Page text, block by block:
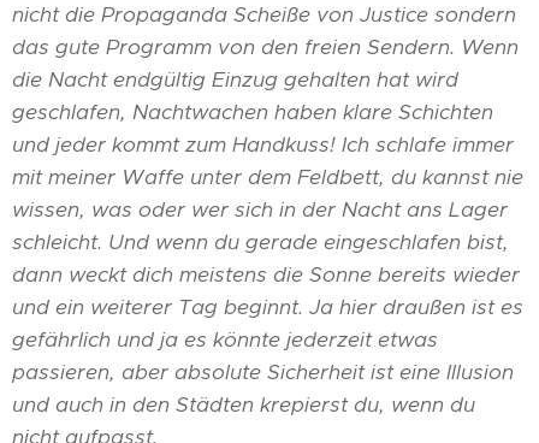
nicht die Propaganda Scheiße von Justice sondern
das gute Programm von den freien Sendern. Wenn
die Nacht endgültig Einzug gehalten hat wird
geschlafen, Nachtwachen haben klare Schichten
und jeder kommt zum Handkuss! Ich schlafe immer
mit meiner Waffe unter dem Feldbett, du kannst nie
wissen, was oder wer sich in der Nacht ans Lager
schleicht. Und wenn du gerade eingeschlafen bist,
dann weckt dich meistens die Sonne bereits wieder
und ein weiterer Tag beginnt. Ja hier draußen ist es
gefährlich und ja es könnte jederzeit etwas
passieren, aber absolute Sicherheit ist eine Illusion
und auch in den Städten krepierst du, wenn du
nicht aufpasst.